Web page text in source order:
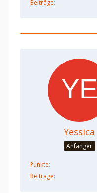
Beiträge
Yessica
Anfänger
Punkte
Beiträge